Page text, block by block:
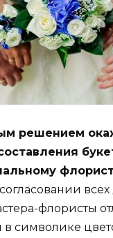
решением
всех
флористы
в символике